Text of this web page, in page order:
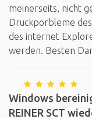
meinerseits, nicht
Druckporbleme
des internet
werden. Besten
Windows
REINER SCT